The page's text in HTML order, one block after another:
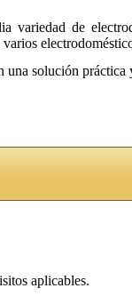
de
una solución
aplicables.